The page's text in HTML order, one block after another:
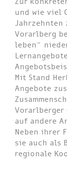
und wie viel
Vorarlberg
leben“
Mit Stand
Angebote
Vorarlberger
auf andere
Neben ihrer
sie auch als
regionale